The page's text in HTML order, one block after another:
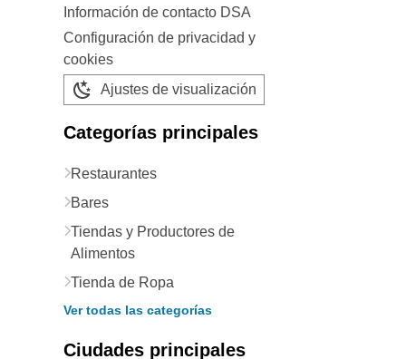
Información de contacto DSA
Configuración de privacidad y
cookies
Ajustes de visualización
Categorías principales
Restaurantes
Bares
Tiendas y Productores de
Alimentos
Tienda de Ropa
Ver todas las categorías
Ciudades principales